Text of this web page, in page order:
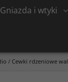
Gniazda i wtyki
/ Cewki rdzeniowe